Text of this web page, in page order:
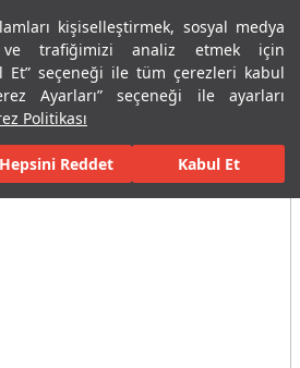
kişiselleştirmek, sosyal medya
ve trafiğimizi analiz etmek için
Et” seçeneği ile tüm çerezleri kabul
Ayarları” seçeneği ile ayarları
Politikası
Hepsini Reddet Kabul Et
Menü
Konut İçi Alanlar Banyo Seramikleri